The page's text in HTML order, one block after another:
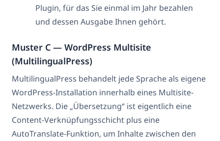
Plugin, für das Sie einmal im Jahr bezahlen
und dessen Ausgabe Ihnen gehört.
Muster C — WordPress Multisite
(MultilingualPress)
MultilingualPress behandelt jede Sprache als eigene
WordPress-Installation innerhalb eines Multisite-
Netzwerks. Die „Übersetzung“ ist eigentlich eine
Content-Verknüpfungsschicht plus eine
AutoTranslate-Funktion, um Inhalte zwischen den